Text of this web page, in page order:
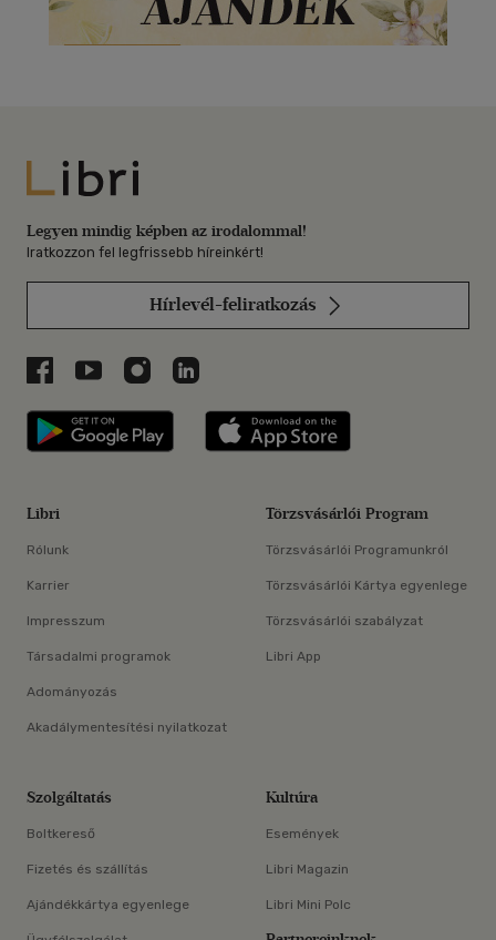
Libri
Legyen mindig képben az irodalommal!
Iratkozzon fel legfrissebb híreinkért!
Hírlevél-feliratkozás
Libri a Facebookon
Libri a Youtube-on
Libri az Instagramon
Libri a LinkedInen
Libri applikáció Szerezd meg: Google
Libri
Rólunk
Karrier
Impresszum
Társadalmi programok
Adományozás
Akadálymentesítési nyilatkozat
Törzsvásárlói Program
Törzsvásárlói Programunkról
Törzsvásárlói Kártya egyenlege
Törzsvásárlói szabályzat
Libri App
Szolgáltatás
Boltkereső
Fizetés és szállítás
Ajándékkártya egyenlege
Kultúra
Események
Libri Magazin
Libri Mini Polc